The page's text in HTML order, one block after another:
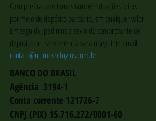
Caso prefira, aceitamos também doações feitas
por meio de depósito bancário, em qualquer valor.
Em seguida, pedimos o envio do comprovante de
depósito ou transferência para o seguinte email
contato@ultimosrefugios.com.br
BANCO DO BRASIL
Agência 3194-1
Conta corrente 121726-7
CNPJ (PIX) 15.716.272/0001-60